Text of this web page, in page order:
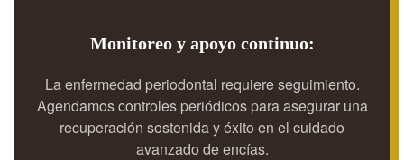
Monitoreo y apoyo continuo:
La enfermedad periodontal requiere seguimiento.
Agendamos controles periódicos para asegurar una
recuperación sostenida y éxito en el cuidado
avanzado de encías.